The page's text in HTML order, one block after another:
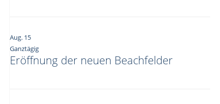
Aug. 15
Ganztägig
Eröffnung der neuen Beachfelder